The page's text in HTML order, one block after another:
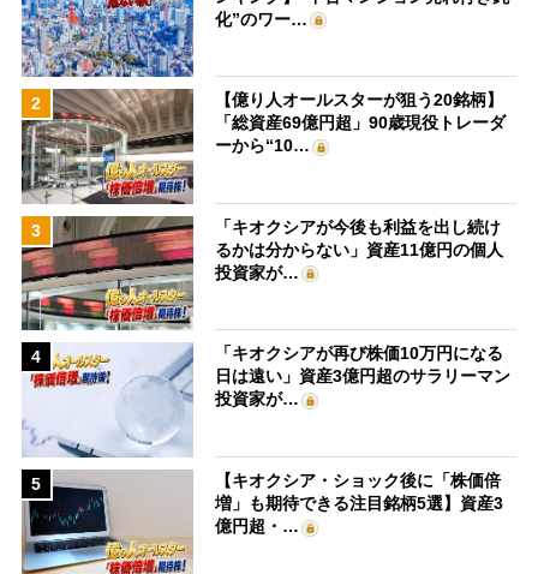
化”のワー…
2
【億り人オールスターが狙う20銘柄】
「総資産69億円超」90歳現役トレーダ
ーから“10…
3
「キオクシアが今後も利益を出し続け
るかは分からない」資産11億円の個人
投資家が…
4
「キオクシアが再び株価10万円になる
日は遠い」資産3億円超のサラリーマン
投資家が…
5
【キオクシア・ショック後に「株価倍
増」も期待できる注目銘柄5選】資産3
億円超・…